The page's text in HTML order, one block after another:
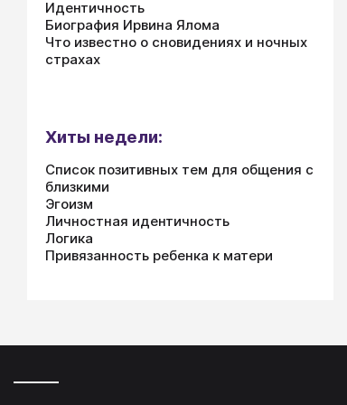
Идентичность
Биография Ирвина Ялома
Что известно о сновидениях и ночных
страхах
Хиты недели:
Список позитивных тем для общения с
близкими
Эгоизм
Личностная идентичность
Логика
Привязанность ребенка к матери